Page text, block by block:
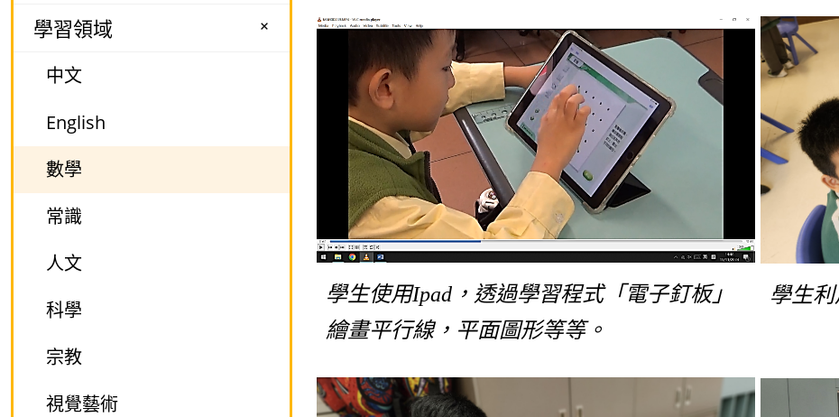
學習領域 +
中文
English
數學
常識
人文
科學
宗教
視覺藝術
學生使用Ipad，透過學習程式「電子釘板」
繪畫平行線，平面圖形等等。
學生